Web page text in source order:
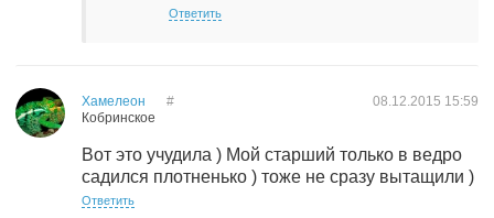
Ответить
Хамелеон
Кобринское
08.12.2015 15:59
#
Вот это учудила ) Мой старший только в ведро
садился плотненько ) тоже не сразу вытащили )
Ответить